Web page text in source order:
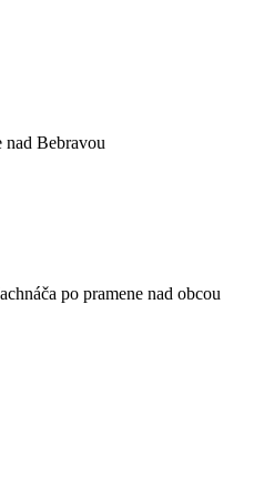
Bebravou
po pramene nad obcou